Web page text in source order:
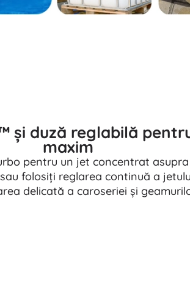
și duză reglabilă
maxim
pentru un jet concentrat
folosiți reglarea continuă a
delicată a caroseriei și